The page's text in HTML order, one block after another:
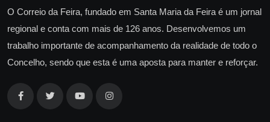
O Correio da Feira, fundado em Santa Maria da Feira é um jornal
regional e conta com mais de 126 anos. Desenvolvemos um
trabalho importante de acompanhamento da realidade de todo o
Concelho, sendo que esta é uma aposta para manter e reforçar.